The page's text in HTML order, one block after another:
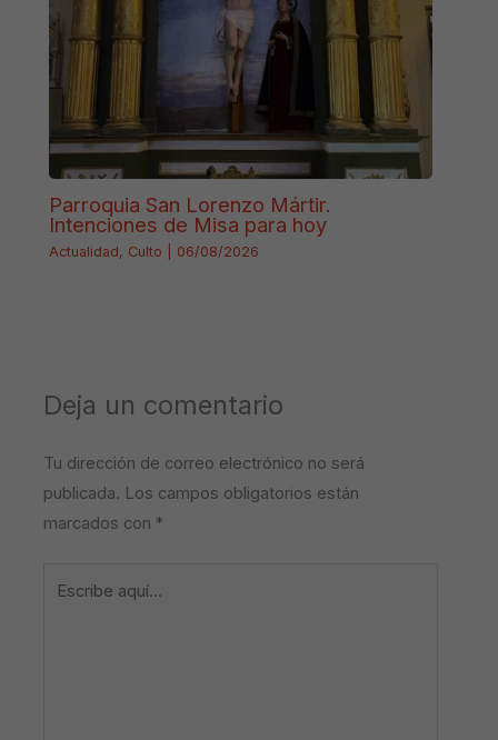
Parroquia San Lorenzo Mártir.
Intenciones de Misa para hoy
Actualidad, Culto 06/08/2026
Deja un comentario
Tu dirección de correo electrónico no será
publicada. Los campos obligatorios están
marcados con *